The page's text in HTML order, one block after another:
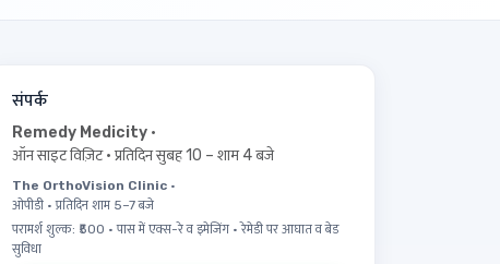
संपर्क
Remedy Medicity ·
ऑन साइट विज़िट · प्रतिदिन सुबह 10 – शाम 4 बजे
The OrthoVision Clinic ·
ओपीडी · प्रतिदिन शाम 5–7 बजे
परामर्श शुल्क: ₹500 · पास में एक्स-रे व इमेजिंग · रेमेडी पर आघात व बेड
सुविधा